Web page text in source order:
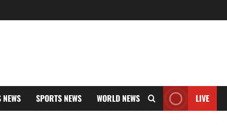
SPORTS NEWS WORLD NEWS LIVE